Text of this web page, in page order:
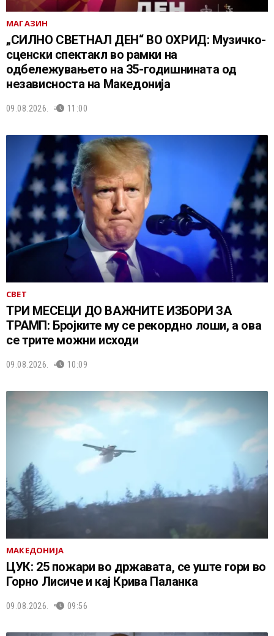
МАГАЗИН
„СИЛНО СВЕТНАЛ ДЕН“ ВО ОХРИД: Музичко-
сценски спектакл во рамки на
одбележувањето на 35-годишнината од
независноста на Македонија
09.08.2026. 11:00
СВЕТ
ТРИ МЕСЕЦИ ДО ВАЖНИТЕ ИЗБОРИ ЗА
ТРАМП: Бројките му се рекордно лоши, а ова
се трите можни исходи
09.08.2026. 10:09
МАКЕДОНИЈА
ЦУК: 25 пожари во државата, се уште гори во
Горно Лисиче и кај Крива Паланка
09.08.2026. 09:56